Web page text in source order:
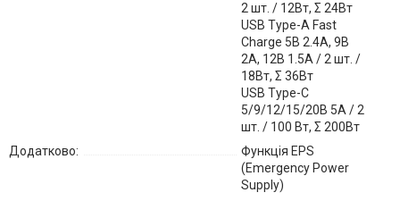
2 шт. / 12Вт, Σ 24Вт
USB Type-A Fast
Charge 5В 2.4A, 9В
2A, 12В 1.5A / 2 шт. /
18Вт, Σ 36Вт
USB Type-C
5/9/12/15/20В 5A / 2
шт. / 100 Вт, Σ 200Вт
Додатково:
Функція EPS
(Emergency Power
Supply)